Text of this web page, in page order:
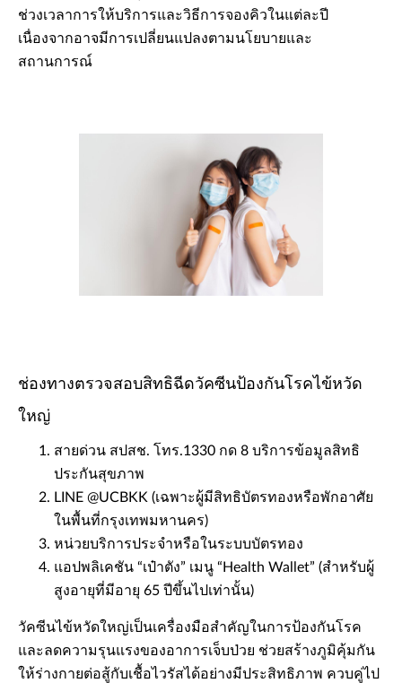
ช่วงเวลาการให้บริการและวิธีการจองคิวในแต่ละปี
เนื่องจากอาจมีการเปลี่ยนแปลงตามนโยบายและ
สถานการณ์
ช่องทางตรวจสอบสิทธิฉีดวัคซีนป้องกันโรคไข้หวัด
ใหญ่
สายด่วน สปสช. โทร.1330 กด 8 บริการข้อมูลสิทธิ
ประกันสุขภาพ
LINE @UCBKK (เฉพาะผู้มีสิทธิบัตรทองหรือพักอาศัย
ในพื้นที่กรุงเทพมหานคร)
หน่วยบริการประจำหรือในระบบบัตรทอง
แอปพลิเคชัน “เป๋าตัง” เมนู “Health Wallet” (สำหรับผู้
สูงอายุที่มีอายุ 65 ปีขึ้นไปเท่านั้น)
วัคซีนไข้หวัดใหญ่เป็นเครื่องมือสำคัญในการป้องกันโรค
และลดความรุนแรงของอาการเจ็บป่วย ช่วยสร้างภูมิคุ้มกัน
ให้ร่างกายต่อสู้กับเชื้อไวรัสได้อย่างมีประสิทธิภาพ ควบคู่ไป